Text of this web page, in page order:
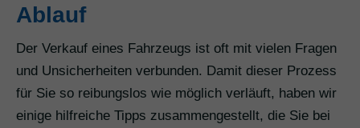
Ablauf
Der Verkauf eines Fahrzeugs ist oft mit vielen Fragen
und Unsicherheiten verbunden. Damit dieser Prozess
für Sie so reibungslos wie möglich verläuft, haben wir
einige hilfreiche Tipps zusammengestellt, die Sie bei